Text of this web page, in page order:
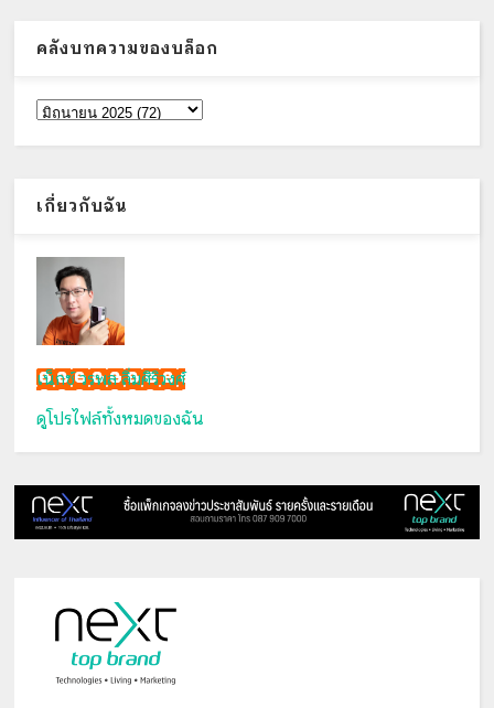
คลังบทความของบล็อก
เกี่ยวกับฉัน
เน็กซ์ วรพล ลิ่มศิริวงศ์
ดูโปรไฟล์ทั้งหมดของฉัน